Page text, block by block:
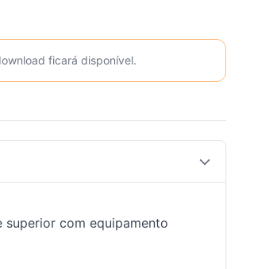
ficará disponível.
superior com equipamento